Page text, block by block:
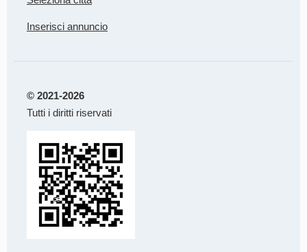
Inserisci annuncio
© 2021-2026
Tutti i diritti riservati